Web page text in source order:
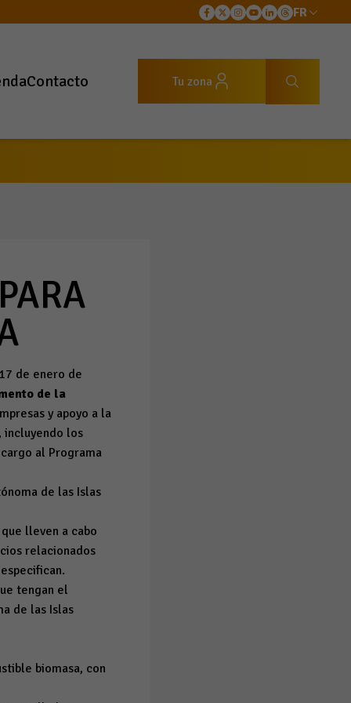
FR
Contacto Tu zona
de enero de
de la
y apoyo a la
incluyendo los
al Programa
de las Islas
lleven a cabo
relacionados
tengan el
de las Islas
biomasa, con